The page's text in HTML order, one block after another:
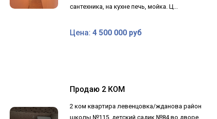
сантехника, на кухне печь, мойка. Ц...
Цена: 4 500 000 руб
Продаю 2 КОМ
2 ком квартира левенцовка/жданова район
школы №115, детский садик №84 во дворе,